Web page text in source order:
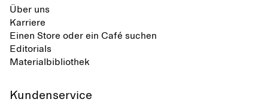
Über uns
Karriere
Einen Store oder ein Café suchen
Editorials
Materialbibliothek
Kundenservice